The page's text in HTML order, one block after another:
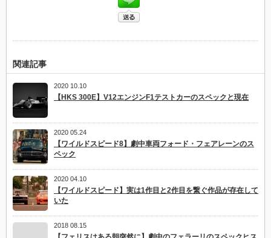
関連記事
2020 10.10
【HKS 300E】V12エンジンF1テストカーのスペックと現在
2020 05.24
【ワイルドスピード8】劇中車両フォード・フェアレーンのス
ペック
2020 04.10
【ワイルドスピード】実は1作目と2作目を繋ぐ作品が存在して
いた
2018 08.15